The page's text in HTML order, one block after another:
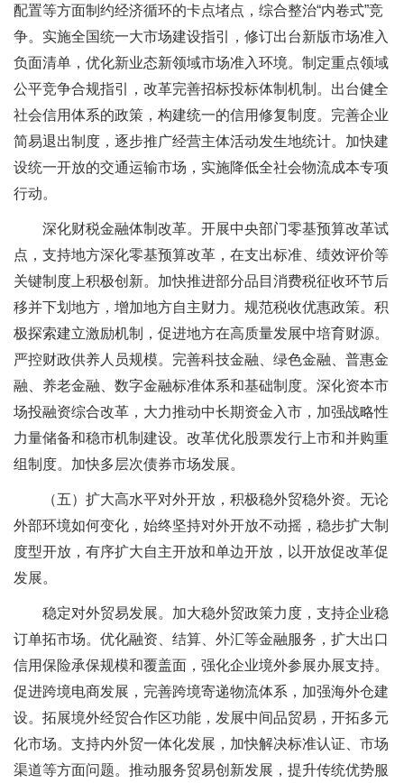
配置等方面制约经济循环的卡点堵点，综合整治“内卷式”竞
争。实施全国统一大市场建设指引，修订出台新版市场准入
负面清单，优化新业态新领域市场准入环境。制定重点领域
公平竞争合规指引，改革完善招标投标体制机制。出台健全
社会信用体系的政策，构建统一的信用修复制度。完善企业
简易退出制度，逐步推广经营主体活动发生地统计。加快建
设统一开放的交通运输市场，实施降低全社会物流成本专项
行动。
深化财税金融体制改革。开展中央部门零基预算改革试
点，支持地方深化零基预算改革，在支出标准、绩效评价等
关键制度上积极创新。加快推进部分品目消费税征收环节后
移并下划地方，增加地方自主财力。规范税收优惠政策。积
极探索建立激励机制，促进地方在高质量发展中培育财源。
严控财政供养人员规模。完善科技金融、绿色金融、普惠金
融、养老金融、数字金融标准体系和基础制度。深化资本市
场投融资综合改革，大力推动中长期资金入市，加强战略性
力量储备和稳市机制建设。改革优化股票发行上市和并购重
组制度。加快多层次债券市场发展。
（五）扩大高水平对外开放，积极稳外贸稳外资。无论
外部环境如何变化，始终坚持对外开放不动摇，稳步扩大制
度型开放，有序扩大自主开放和单边开放，以开放促改革促
发展。
稳定对外贸易发展。加大稳外贸政策力度，支持企业稳
订单拓市场。优化融资、结算、外汇等金融服务，扩大出口
信用保险承保规模和覆盖面，强化企业境外参展办展支持。
促进跨境电商发展，完善跨境寄递物流体系，加强海外仓建
设。拓展境外经贸合作区功能，发展中间品贸易，开拓多元
化市场。支持内外贸一体化发展，加快解决标准认证、市场
渠道等方面问题。推动服务贸易创新发展，提升传统优势服